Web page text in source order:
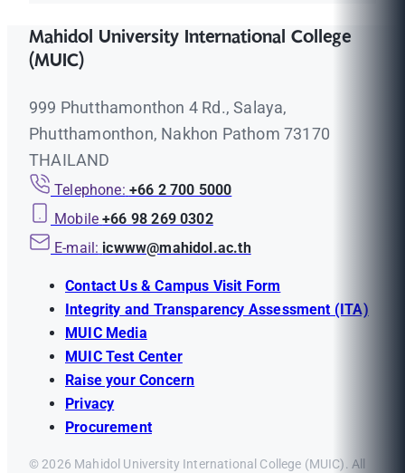
Mahidol University International College
(MUIC)
999 Phutthamonthon 4 Rd., Salaya,
Phutthamonthon, Nakhon Pathom 73170
THAILAND
Telephone: +66 2 700 5000
Mobile +66 98 269 0302
E-mail: icwww@mahidol.ac.th
Contact Us & Campus Visit Form
Integrity and Transparency Assessment (ITA)
MUIC Media
MUIC Test Center
Raise your Concern
Privacy
Procurement
© 2026 Mahidol University International College (MUIC). All